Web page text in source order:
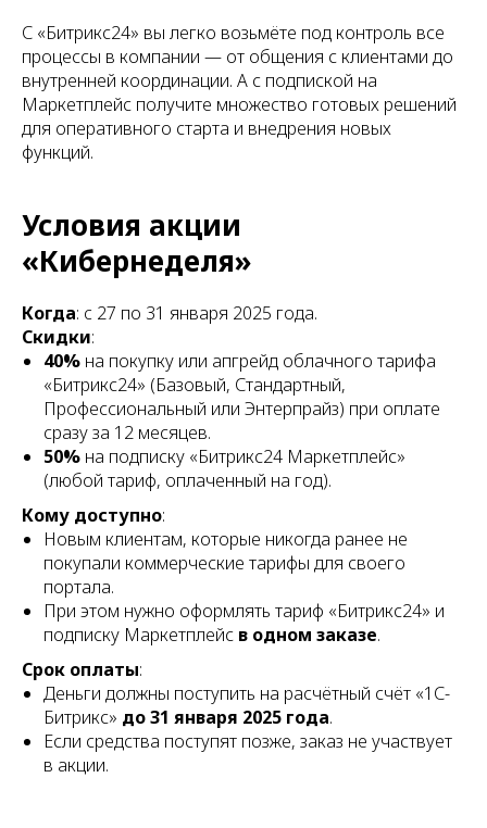
С «Битрикс24» вы легко возьмёте под контроль все
процессы в компании — от общения с клиентами до
внутренней координации. А с подпиской на
Маркетплейс получите множество готовых решений
для оперативного старта и внедрения новых
функций.
Условия акции
«Кибернеделя»
Когда: c 27 по 31 января 2025 года.
Скидки:
40% на покупку или апгрейд облачного тарифа
«Битрикс24» (Базовый, Стандартный,
Профессиональный или Энтерпрайз) при оплате
сразу за 12 месяцев.
50% на подписку «Битрикс24 Маркетплейс»
(любой тариф, оплаченный на год).
Кому доступно:
Новым клиентам, которые никогда ранее не
покупали коммерческие тарифы для своего
портала.
При этом нужно оформлять тариф «Битрикс24» и
подписку Маркетплейс в одном заказе.
Срок оплаты:
Деньги должны поступить на расчётный счёт «1С-
Битрикс» до 31 января 2025 года.
Если средства поступят позже, заказ не участвует
в акции.